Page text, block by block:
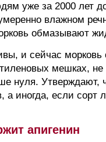
уже за 2000 лет
влажном
обмазывают
и сейчас морковь
мешках,
нуля. Утверждают,
иногда, если сорт
апигенин